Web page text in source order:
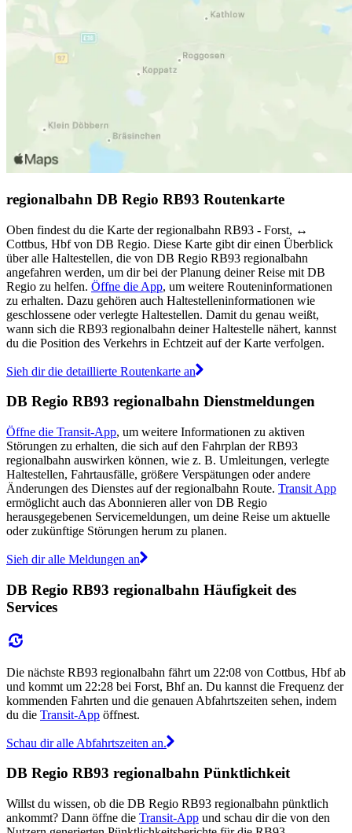
regionalbahn DB Regio RB93 Routenkarte
Oben findest du die Karte der regionalbahn RB93 - Forst, ↔︎
Cottbus, Hbf von DB Regio. Diese Karte gibt dir einen Überblick
über alle Haltestellen, die von DB Regio RB93 regionalbahn
angefahren werden, um dir bei der Planung deiner Reise mit DB
Regio zu helfen. Öffne die App, um weitere Routeninformationen
zu erhalten. Dazu gehören auch Haltestelleninformationen wie
geschlossene oder verlegte Haltestellen. Damit du genau weißt,
wann sich die RB93 regionalbahn deiner Haltestelle nähert, kannst
du die Position des Verkehrs in Echtzeit auf der Karte verfolgen.
Sieh dir die detaillierte Routenkarte an
DB Regio RB93 regionalbahn Dienstmeldungen
Öffne die Transit-App, um weitere Informationen zu aktiven
Störungen zu erhalten, die sich auf den Fahrplan der RB93
regionalbahn auswirken können, wie z. B. Umleitungen, verlegte
Haltestellen, Fahrtausfälle, größere Verspätungen oder andere
Änderungen des Dienstes auf der regionalbahn Route. Transit App
ermöglicht auch das Abonnieren aller von DB Regio
herausgegebenen Servicemeldungen, um deine Reise um aktuelle
oder zukünftige Störungen herum zu planen.
Sieh dir alle Meldungen an
DB Regio RB93 regionalbahn Häufigkeit des
Services
Die nächste RB93 regionalbahn fährt um 22:08 von Cottbus, Hbf ab
und kommt um 22:28 bei Forst, Bhf an. Du kannst die Frequenz der
kommenden Fahrten und die genauen Abfahrtszeiten sehen, indem
du die Transit-App öffnest.
Schau dir alle Abfahrtszeiten an.
DB Regio RB93 regionalbahn Pünktlichkeit
Willst du wissen, ob die DB Regio RB93 regionalbahn pünktlich
ankommt? Dann öffne die Transit-App und schau dir die von den